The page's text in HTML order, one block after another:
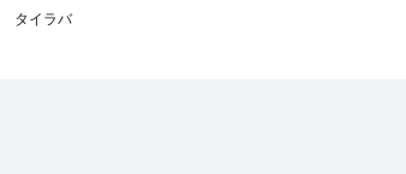
タイラバ